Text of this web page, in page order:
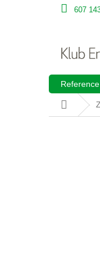
607
Reference
Domů